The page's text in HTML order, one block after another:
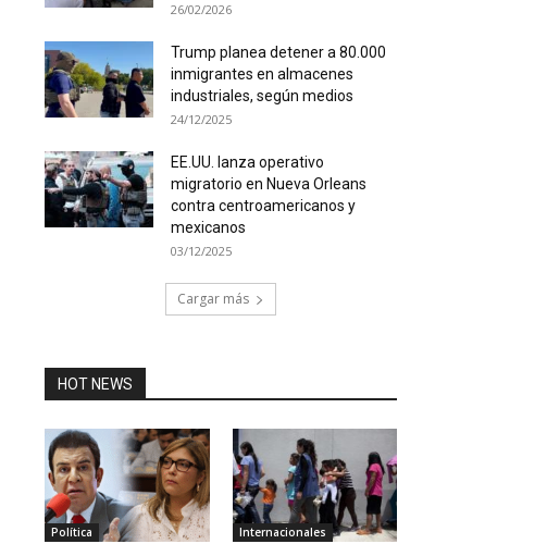
26/02/2026
Trump planea detener a 80.000
inmigrantes en almacenes
industriales, según medios
24/12/2025
EE.UU. lanza operativo
migratorio en Nueva Orleans
contra centroamericanos y
mexicanos
03/12/2025
Cargar más
HOT NEWS
Política Internacionales